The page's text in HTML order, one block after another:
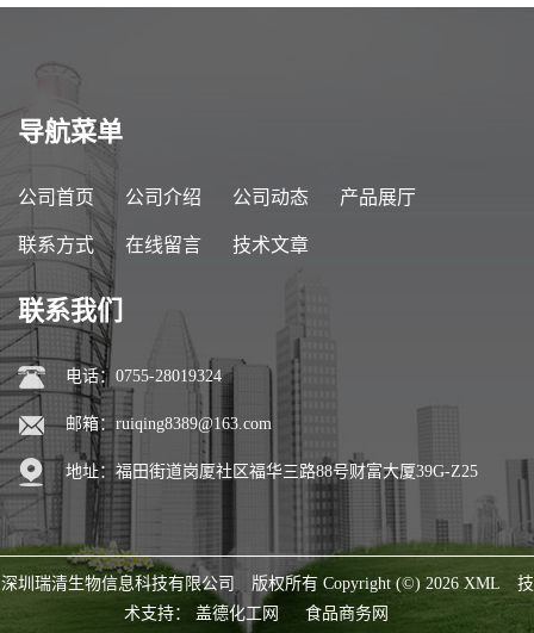
导航菜单
公司首页 公司介绍 公司动态 产品展厅
联系方式 在线留言 技术文章
联系我们
电话：0755-28019324
邮箱： ruiqing8389@163.com
地址：福田街道岗厦社区福华三路88号财富大厦39G-Z25
深圳瑞清生物信息科技有限公司 版权所有 Copyright (©) 2026 XML
技
术支持： 盖德化工网 食品商务网